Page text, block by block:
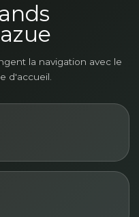
la navigation avec le
d'accueil.